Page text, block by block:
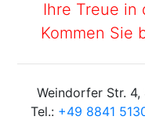
Ihre Treue in
Kommen Sie
Weindorfer Str.
Tel.: +49 8841